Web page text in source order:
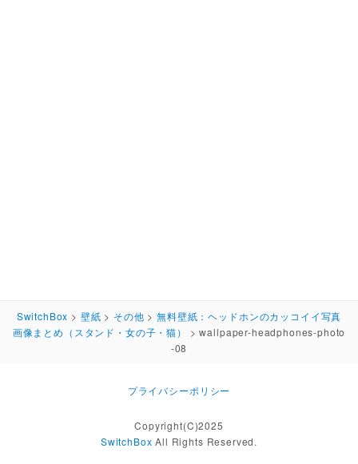
SwitchBox > 壁紙 > その他 >無料壁紙：ヘッドホンのカッコイイ写真
画像まとめ（スタンド・女の子・猫）
>wallpaper-headphones-photo
-08
プライバシーポリシー
Copyright(C)2025
SwitchBox All Rights Reserved.